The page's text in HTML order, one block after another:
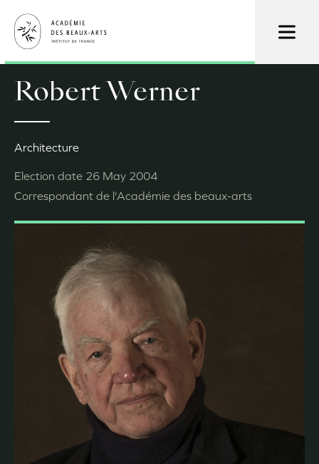
main
content
Robert Werner
Architecture
Election date 26 May 2004
Correspondant de l'Académie des beaux-arts